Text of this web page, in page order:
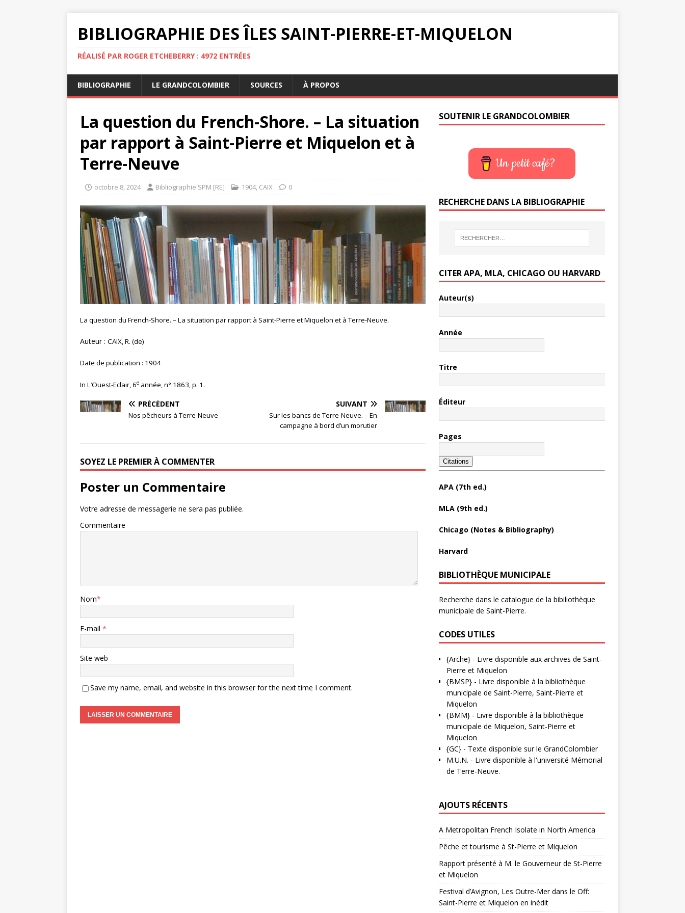
BIBLIOGRAPHIE DES ÎLES SAINT-PIERRE-ET-MIQUELON
RÉALISÉ PAR ROGER ETCHEBERRY : 4972 ENTRÉES
BIBLIOGRAPHIE LE GRANDCOLOMBIER SOURCES À PROPOS
La question du French-Shore. – La situation
par rapport à Saint-Pierre et Miquelon et à
Terre-Neuve
octobre 8, 2024 Bibliographie SPM [RE] 1904, CAIX 0
La question du French-Shore. – La situation par rapport à Saint-Pierre et Miquelon et à Terre-Neuve.
Auteur : CAIX, R. (de)
Date de publication : 1904
In L’Ouest-Eclair, 6e année, n° 1863, p. 1.
PRÉCÉDENT
Nos pêcheurs à Terre-Neuve
SUIVANT
Sur les bancs de Terre-Neuve. – En
campagne à bord d’un morutier
SOYEZ LE PREMIER À COMMENTER
Poster un Commentaire
Votre adresse de messagerie ne sera pas publiée.
Commentaire
Nom*
E-mail *
Site web
Save my name, email, and website in this browser for the next time I comment.
SOUTENIR LE GRANDCOLOMBIER
Un petit café?
RECHERCHE DANS LA BIBLIOGRAPHIE
CITER APA, MLA, CHICAGO OU HARVARD
Auteur(s)
Année
Titre
Éditeur
Pages
Citations
APA (7th ed.)
MLA (9th ed.)
Chicago (Notes & Bibliography)
Harvard
BIBLIOTHÈQUE MUNICIPALE
Recherche dans le catalogue de la bibiliothèque
municipale de Saint-Pierre.
CODES UTILES
{Arche}- Livre disponible aux archives de Saint-
Pierre et Miquelon
{BMSP}- Livre disponible à la bibliothèque
municipale de Saint-Pierre, Saint-Pierre et
Miquelon
{BMM}- Livre disponible à la bibliothèque
municipale de Miquelon, Saint-Pierre et
Miquelon
{GC}- Texte disponible sur le GrandColombier
M.U.N. - Livre disponible à l'université Mémorial
de Terre-Neuve.
AJOUTS RÉCENTS
A Metropolitan French Isolate in North America
Pêche et tourisme à St-Pierre et Miquelon
Rapport présenté à M. le Gouverneur de St-Pierre
et Miquelon
Festival d’Avignon, Les Outre-Mer dans le Off:
Saint-Pierre et Miquelon en inédit